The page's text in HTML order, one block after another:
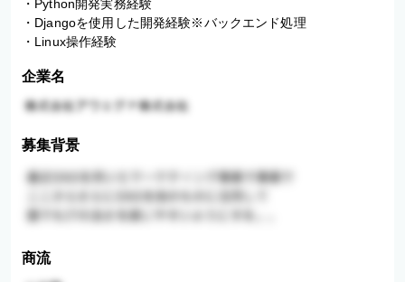
・Python開発実務経験
・Djangoを使用した開発経験※バックエンド処理
・Linux操作経験
企業名
募集背景
商流